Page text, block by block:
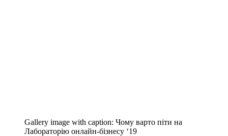
Gallery image with caption: Чому варто піти на
Лабораторію онлайн-бізнесу ‘19